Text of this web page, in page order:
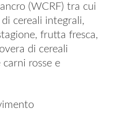
(WCRF) tra cui
cereali integrali,
frutta fresca,
di cereali
rosse e